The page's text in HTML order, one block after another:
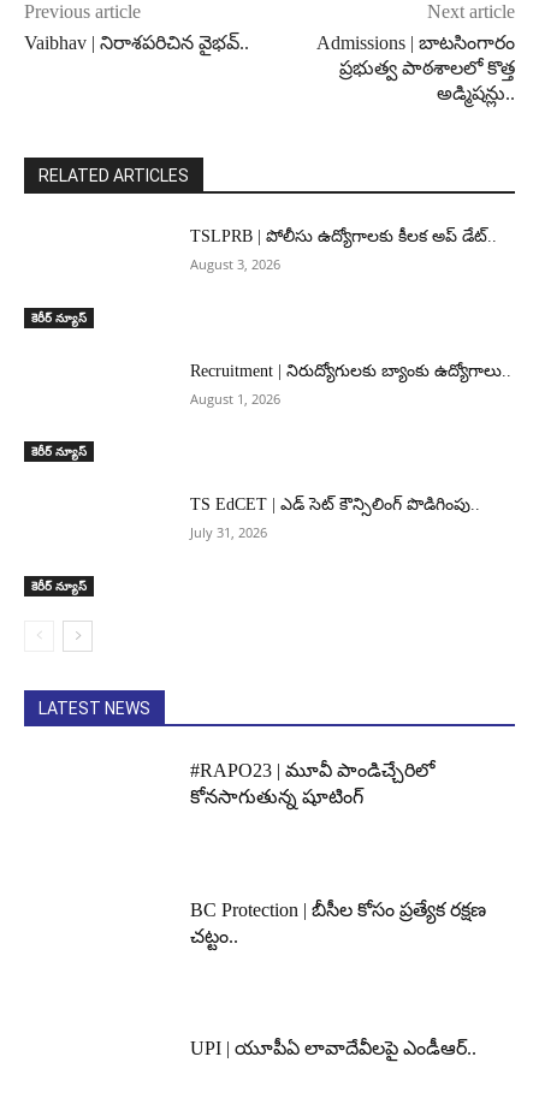
Previous article
Vaibhav | నిరాశపరిచిన వైభవ్..
Next article
Admissions | బాటసింగారం
ప్రభుత్వ పాఠశాలలో కొత్త
అడ్మిషన్లు..
RELATED ARTICLES
కెరీర్ న్యూస్
TSLPRB | పోలీసు ఉద్యోగాలకు కీలక అప్ డేట్..
August 3, 2026
కెరీర్ న్యూస్
Recruitment | నిరుద్యోగులకు బ్యాంకు ఉద్యోగాలు..
August 1, 2026
కెరీర్ న్యూస్
TS EdCET | ఎడ్ సెట్ కౌన్సిలింగ్ పొడిగింపు..
July 31, 2026
LATEST NEWS
#RAPO23 | మూవీ పాండిచ్చేరిలో
కోనసాగుతున్న షూటింగ్
BC Protection | బీసీల కోసం ప్రత్యేక రక్షణ
చట్టం..
UPI | యూపీఏ లావాదేవీలపై ఎండీఆర్..